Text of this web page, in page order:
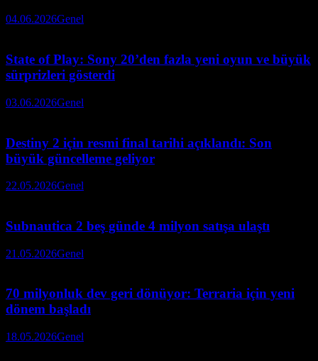
04.06.2026Genel
State of Play: Sony 20’den fazla yeni oyun ve büyük
sürprizleri gösterdi
03.06.2026Genel
Destiny 2 için resmi final tarihi açıklandı: Son
büyük güncelleme geliyor
22.05.2026Genel
Subnautica 2 beş günde 4 milyon satışa ulaştı
21.05.2026Genel
70 milyonluk dev geri dönüyor: Terraria için yeni
dönem başladı
18.05.2026Genel